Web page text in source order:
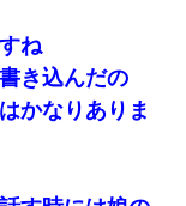
ね
き込んだの
かなりありま